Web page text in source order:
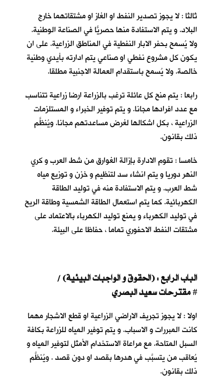
ثالثا : لا يجوز تصدير النفط او الغاز او مشتقاتهما خارج
البلاد. و يتم الاستفادة منها حصريّاً في الصناعة الوطنية.
ولا يُسمح بحفر الابار النفطية في المناطق الزراعية. على ان
يكون كل مشروع نفطي او صناعي يتم ادارته بأيدي وطنية
خالصة. ولا يُسمح باستقدام العمالة الاجنبية مطلقا.
رابعا : يتم منح كل عائلة ترغب بالزراعة ارضا زراعية تتناسب
مع عدد افرادها مجانا. و يتم توفير الخبراء و المستلزمات
الزراعية ، بكل اشكالها لغرض مساعدتهم مجانا. ويُنظَّم
ذلك بقانون.
خامسا : تقوم الادارة بإزالة الغوارق من شط العرب و كري
النهر دوريا و يتم انشاء سد لتنظيم و خزن و توزيع مياه
شط العرب. و يتم الاستفادة منه في توليد الطاقة
الكهربائية. كما يتم استعمال الطاقة الشمسية وطاقة الريح
في توليد الكهرباء و يمنع توليد الكهرباء بالاعتماد على
مشتقات النفط الاحفوري تماما ، حفاظا على البيئة.
الباب الرابع : (الحقوق و الواجبات البيئية) /
#
اولا : لا يجوز تجريف الاراضي الزراعية او قطع الاشجار مهما
كانت المبررات و الاسباب. و يتم توفير المياه للزراعة بكافة
السبل المتاحة. مع مراعاة الاستخدام الأمثل لتوفير المياه و
يُعاقب من يتسبَّب في هدرها بقصد او دون قصد . ويُنظَّم
ذلك بقانون.